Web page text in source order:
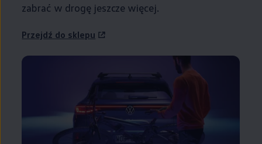
zabrać w drogę jeszcze więcej.
Przejdź do sklepu